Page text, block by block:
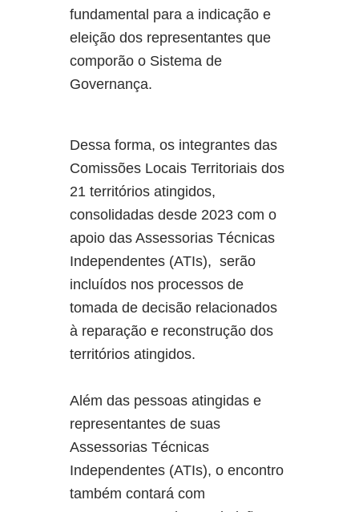
fundamental para a indicação e
eleição dos representantes que
comporão o Sistema de
Governança.
Dessa forma, os integrantes das
Comissões Locais Territoriais dos
21 territórios atingidos,
consolidadas desde 2023 com o
apoio das Assessorias Técnicas
Independentes (ATIs), serão
incluídos nos processos de
tomada de decisão relacionados
à reparação e reconstrução dos
territórios atingidos.
Além das pessoas atingidas e
representantes de suas
Assessorias Técnicas
Independentes (ATIs), o encontro
também contará com